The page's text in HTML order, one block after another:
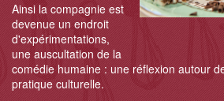
Ainsi la compagnie est
devenue un endroit
d'expérimentations,
une auscultation de la
comédie humaine : une réflexion autour
pratique culturelle.